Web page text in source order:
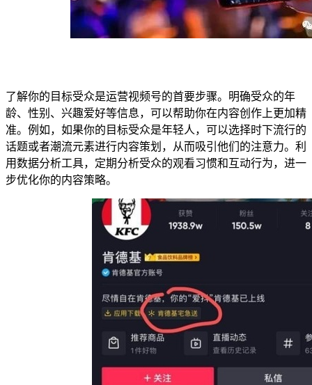
了解你的目标受众是运营视频号的首要步骤。明确受众的年
龄、性别、兴趣爱好等信息，可以帮助你在内容创作上更加精
准。例如，如果你的目标受众是年轻人，可以选择时下流行的
话题或者潮流元素进行内容策划，从而吸引他们的注意力。利
用数据分析工具，定期分析受众的观看习惯和互动行为，进一
步优化你的内容策略。